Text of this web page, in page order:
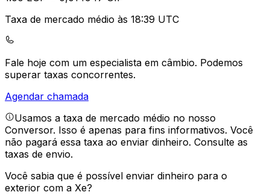
Taxa de mercado médio às 18:39 UTC
Fale hoje com um especialista em câmbio. Podemos
superar taxas concorrentes.
Agendar chamada
Usamos a taxa de mercado médio no nosso
Conversor. Isso é apenas para fins informativos. Você
não pagará essa taxa ao enviar dinheiro. Consulte as
taxas de envio.
Você sabia que é possível enviar dinheiro para o
exterior com a Xe?